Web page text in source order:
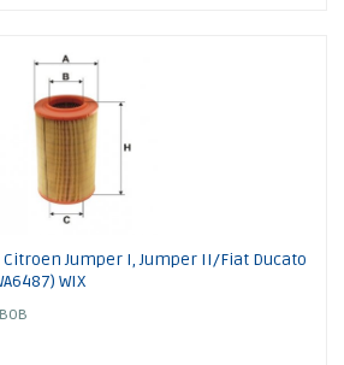
Jumper I, Jumper II/Fiat Ducato
WIX